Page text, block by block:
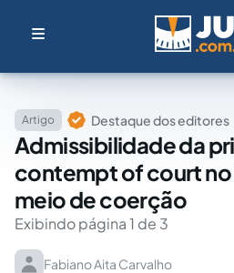
Artigo Destaque dos editores
Admissibilidade da
contempt of court no
meio de coerção
Exibindo página 1 de 3
Fabiano Aita Carvalho